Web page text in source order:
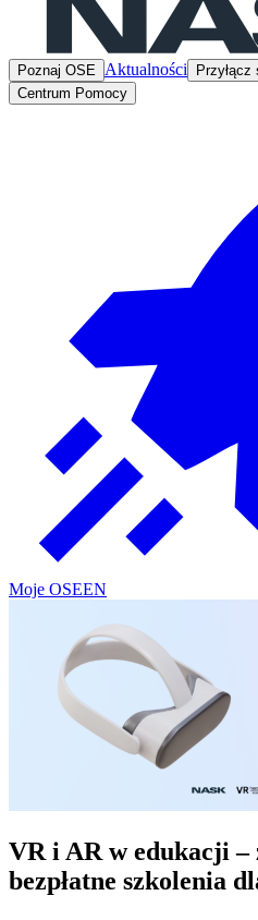
Poznaj OSE Aktualności Przyłącz
Centrum Pomocy
Moje OSEEN
VR i AR w edukacji –
bezpłatne szkolenia